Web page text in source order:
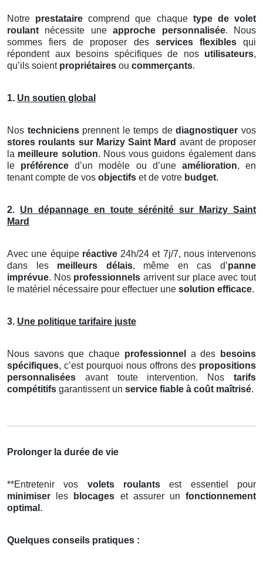
Notre prestataire comprend que chaque type de volet
roulant nécessite uneapproche personnalisée. Nous
sommes fiers de proposer des services flexiblesqui
répondent aux besoins spécifiques de nos utilisateurs,
qu’ils soient propriétaires ou commerçants.
1. Un soutien global
Nos techniciensprennent le temps dediagnostiquer vos
stores roulants sur Marizy Saint Mard avant de proposer
la meilleure solution. Nous vous guidons également dans
le préférence d’un modèle ou d’une amélioration, en
tenant compte de vos objectifs et de votre budget.
2. Un dépannage en toute sérénité sur Marizy Saint
Mard
Avec une équipe réactive24h/24 et 7j/7, nous intervenons
dans les meilleurs délais, même en cas d’panne
imprévue. Nos professionnels arrivent sur place avec tout
le matériel nécessaire pour effectuer une solution efficace.
3. Une politique tarifaire juste
Nous savons que chaque professionnel a des
besoins
spécifiques, c’est pourquoi nous offrons des propositions
personnalisées avant toute intervention. Nos tarifs
compétitifs garantissent un service fiable à coût maîtrisé.
Prolonger la durée de vie
**Entretenir vos volets roulants est essentiel pour
minimiser les blocages et assurer unfonctionnement
optimal .
Quelques conseils pratiques :